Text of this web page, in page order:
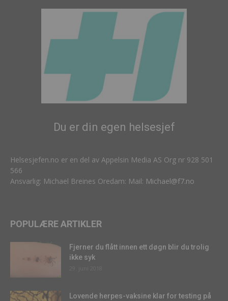
Du er din egen helsesjef
Helsesjefen.no er en del av Appelsin Media AS Org nr 928 501
566
Ansvarlig: Michael Breines Oredam: Mail: Michael@f7.no
POPULÆRE ARTIKLER
Fjerner du flått innen ett døgn blir du trolig
ikke syk
Lovende herpes-vaksine klar for testing på